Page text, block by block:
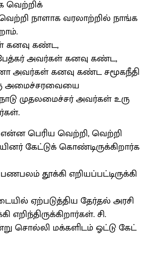
வெற்றிக்
நாளாக வரலாற்றில் நாங்க
கனவு கண்ட,
அவர்கள் கனவு கண்ட,
அவர்கள் கனவு கண்ட சமூகநீதி
அமைச்சரவையை
முதலமைச்சர் அவர்கள் உரு
பெரிய வெற்றி, வெற்றி
கேட்டுக் கொண்டிருக்கிறார்க
தூக்கி எறியப்பட்டிருக்கி
ஏற்படுத்திய தேர்தல் அரசி
சி.
சொல்லி மக்களிடம் ஓட்டு கேட்